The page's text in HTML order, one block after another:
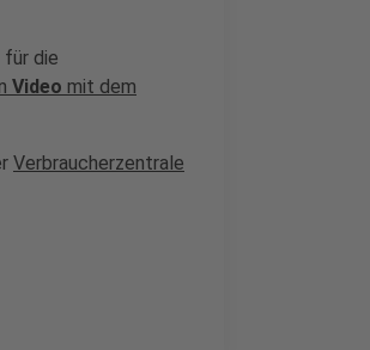
für die
Video mit dem
Verbraucherzentrale